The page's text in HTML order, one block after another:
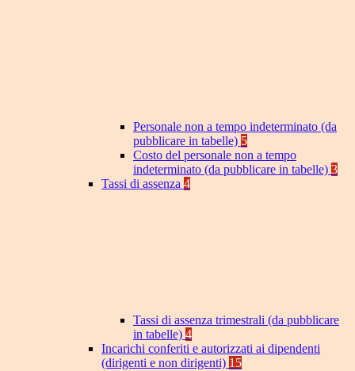
Personale non a tempo indeterminato (da
pubblicare in tabelle) 5
Costo del personale non a tempo
indeterminato (da pubblicare in tabelle) 3
Tassi di assenza 4
Tassi di assenza trimestrali (da pubblicare
in tabelle) 4
Incarichi conferiti e autorizzati ai dipendenti
(dirigenti e non dirigenti) 15